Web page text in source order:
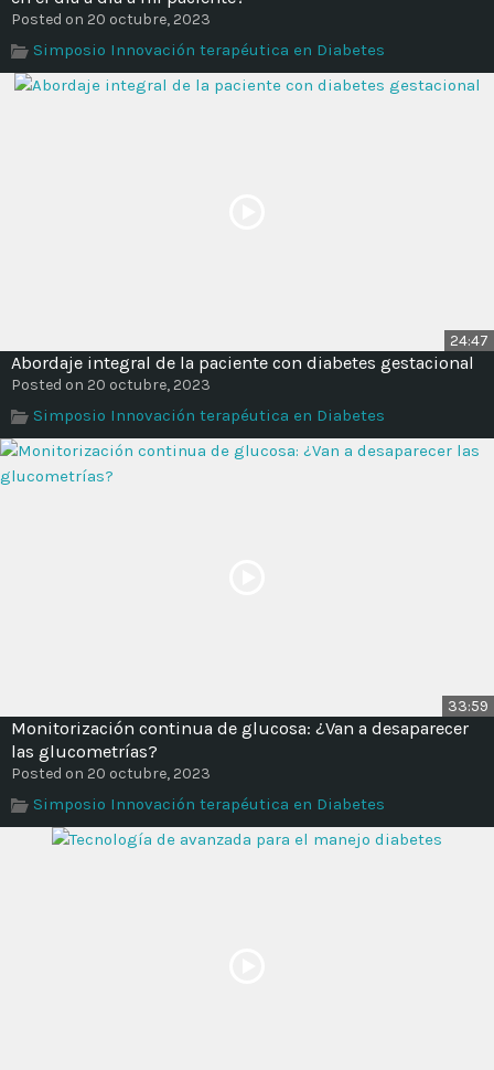
Posted on 20 octubre, 2023
Simposio Innovación terapéutica en Diabetes
24:47
Abordaje integral de la paciente con diabetes gestacional
Posted on 20 octubre, 2023
Simposio Innovación terapéutica en Diabetes
33:59
Monitorización continua de glucosa: ¿Van a desaparecer
las glucometrías?
Posted on 20 octubre, 2023
Simposio Innovación terapéutica en Diabetes